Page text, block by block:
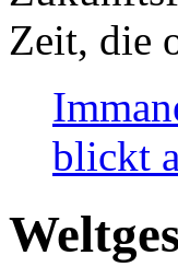
Zeit, die
blickt